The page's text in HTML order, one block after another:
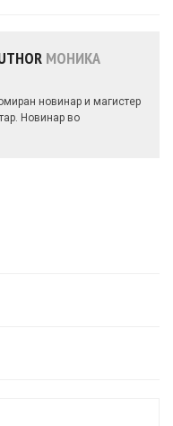
МОНИКА
новинар и магистер
Новинар во